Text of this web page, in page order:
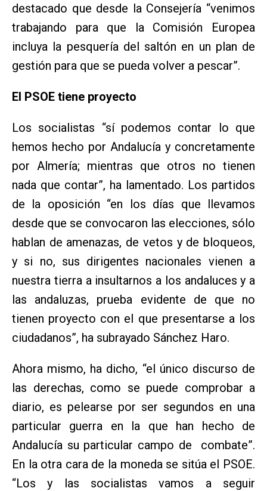
destacado que desde la Consejería “venimos
trabajando para que la Comisión Europea
incluya la pesquería del saltón en un plan de
gestión para que se pueda volver a pescar”.
El PSOE tiene proyecto
Los socialistas “sí podemos contar lo que
hemos hecho por Andalucía y concretamente
por Almería; mientras que otros no tienen
nada que contar”, ha lamentado. Los partidos
de la oposición “en los días que llevamos
desde que se convocaron las elecciones, sólo
hablan de amenazas, de vetos y de bloqueos,
y si no, sus dirigentes nacionales vienen a
nuestra tierra a insultarnos a los andaluces y a
las andaluzas, prueba evidente de que no
tienen proyecto con el que presentarse a los
ciudadanos”, ha subrayado Sánchez Haro.
Ahora mismo, ha dicho, “el único discurso de
las derechas, como se puede comprobar a
diario, es pelearse por ser segundos en una
particular guerra en la que han hecho de
Andalucía su particular campo de combate”.
En la otra cara de la moneda se sitúa el PSOE.
“Los y las socialistas vamos a seguir